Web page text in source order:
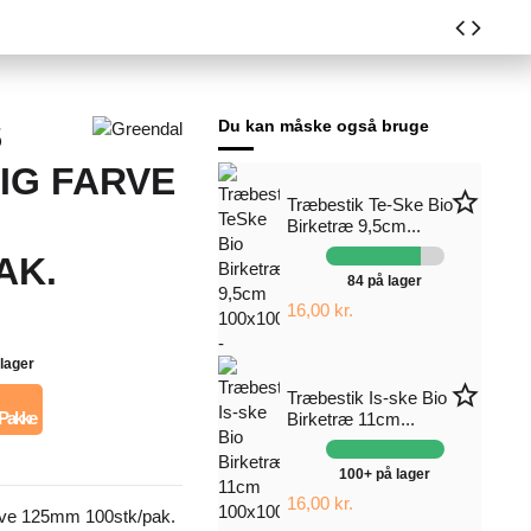
FARVE
125mm 100stk/pak.
Du kan måske også bruge
Træbestik Te-Ske Bio
Birketræ 9,5cm...
star_border
84 på lager
16,00 kr.
Træbestik Is-ske Bio
Birketræ 11cm...
star_border
100+ på lager
16,00 kr.